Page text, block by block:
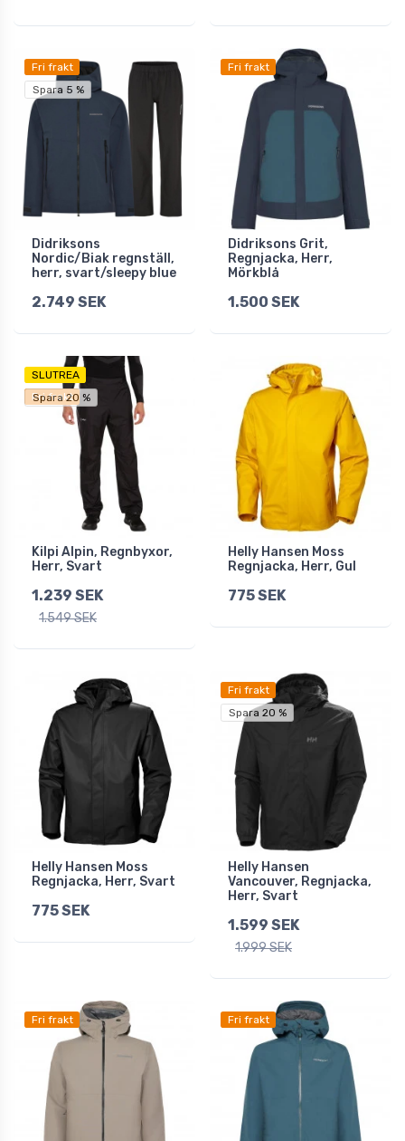
Fri frakt
Spara 5 %
Didriksons
Nordic/Biak regnställ,
herr, svart/sleepy blue
2.749 SEK
Fri frakt
Didriksons Grit,
Regnjacka, Herr,
Mörkblå
1.500 SEK
SLUTREA
Fri frakt
Spara 20 %
Kilpi Alpin, Regnbyxor,
Herr, Svart
1.239 SEK
1.549 SEK
Helly Hansen Moss
Regnjacka, Herr, Gul
775 SEK
Helly Hansen Moss
Regnjacka, Herr, Svart
775 SEK
Fri frakt
Spara 20 %
Helly Hansen
Vancouver, Regnjacka,
Herr, Svart
1.599 SEK
1.999 SEK
Fri frakt Fri frakt